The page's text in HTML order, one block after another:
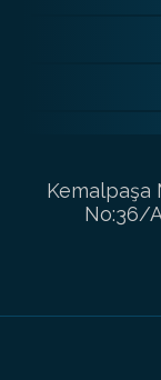
Kemalpaşa
No:36/